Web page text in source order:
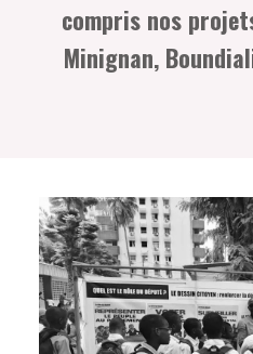
compris nos
Minignan,